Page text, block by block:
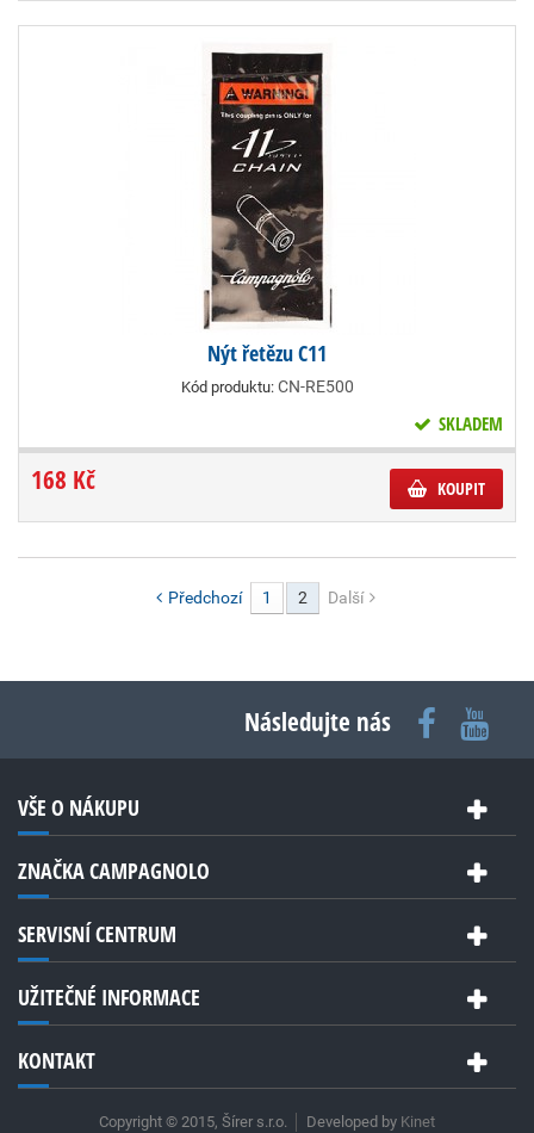
Nýt řetězu C11
Kód produktu: CN-RE500
SKLADEM
168 Kč KOUPIT
Předchozí 1 2 Další
Následujte nás
VŠE O NÁKUPU
ZNAČKA CAMPAGNOLO
SERVISNÍ CENTRUM
UŽITEČNÉ INFORMACE
KONTAKT
Copyright © 2015, Šírer s.r.o. Developed by Kinet